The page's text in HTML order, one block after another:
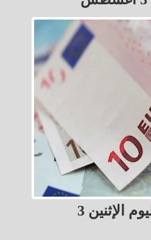
أسعار اليورو ترتفع اليوم الإثنين 3